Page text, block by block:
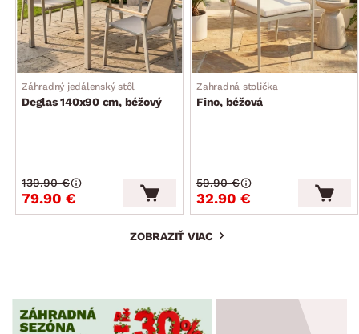
Záhradný jedálenský stôl
Deglas 140x90 cm, béžový
79.90 €
139.90 €
Zahradná stolička
Fino, béžová
32.90 €
59.90 €
ZOBRAZIŤ VIAC